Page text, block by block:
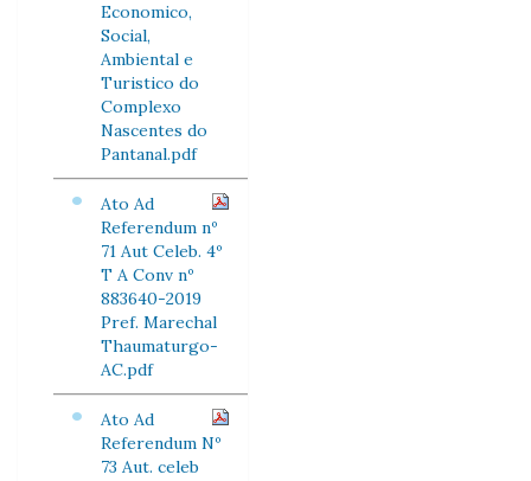
Economico,
Social,
Ambiental e
Turistico do
Complexo
Nascentes do
Pantanal.pdf
Ato Ad
Referendum nº
71 Aut Celeb. 4º
T A Conv nº
883640-2019
Pref. Marechal
Thaumaturgo-
AC.pdf
Ato Ad
Referendum Nº
73 Aut. celeb